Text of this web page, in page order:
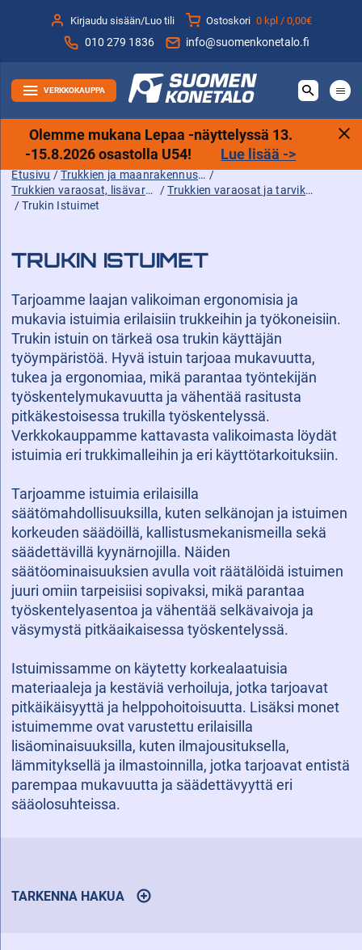
sisältöön
Kirjaudu sisään/Luo tili Ostoskori 0 kpl /0,00€
010 279 1836 info@suomenkonetalo.fi
VERKKOKAUPPA
Olemme mukana Lepaa -näyttelyssä 13.
-15.8.2026 osastolla U54! Lue lisää ->
Etusivu / Trukkien ja maanrakennuskoneiden tarvikkeet sekä varaosat ja lisävarusteet /
Trukkien varaosat, lisävarusteet ja tarvikkeet /
Trukkien varaosat ja tarvikkeet
/ Trukin Istuimet
TRUKIN ISTUIMET
Tarjoamme laajan valikoiman ergonomisia ja
mukavia istuimia erilaisiin trukkeihin ja työkoneisiin.
Trukin istuin on tärkeä osa trukin käyttäjän
työympäristöä. Hyvä istuin tarjoaa mukavuutta,
tukea ja ergonomiaa, mikä parantaa työntekijän
työskentelymukavuutta ja vähentää rasitusta
pitkäkestoisessa trukilla työskentelyssä.
Verkkokauppamme kattavasta valikoimasta löydät
istuimia eri trukkimalleihin ja eri käyttötarkoituksiin.
Tarjoamme istuimia erilaisilla
säätömahdollisuuksilla, kuten selkänojan ja istuimen
korkeuden säädöillä, kallistusmekanismeilla sekä
säädettävillä kyynärnojilla. Näiden
säätöominaisuuksien avulla voit räätälöidä istuimen
juuri omiin tarpeisiisi sopivaksi, mikä parantaa
työskentelyasentoa ja vähentää selkävaivoja ja
väsymystä pitkäaikaisessa työskentelyssä.
Istuimissamme on käytetty korkealaatuisia
materiaaleja ja kestäviä verhoiluja, jotka tarjoavat
pitkäikäisyyttä ja helppohoitoisuutta. Lisäksi monet
istuimemme ovat varustettu erilaisilla
lisäominaisuuksilla, kuten ilmajousituksella,
lämmityksellä ja ilmastoinnilla, jotka tarjoavat entistä
parempaa mukavuutta ja säädettävyyttä eri
sääolosuhteissa.
TARKENNA HAKUA
AVAA